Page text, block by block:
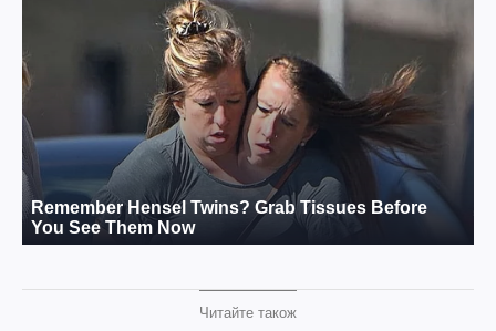
Читайте також